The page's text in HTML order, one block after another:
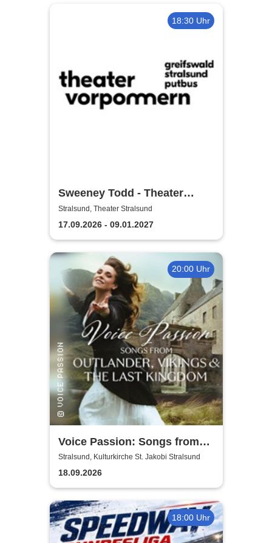
18:30 Uhr
Sweeney Todd - Theater
Vorpommern
Stralsund, Theater Stralsund
17.09.2026 - 09.01.2027
20:00 Uhr
Voice Passion: Songs from
Outlander, Vikings & The Last
Kingdom
Stralsund, Kulturkirche St. Jakobi Stralsund
18.09.2026
18:00 Uhr